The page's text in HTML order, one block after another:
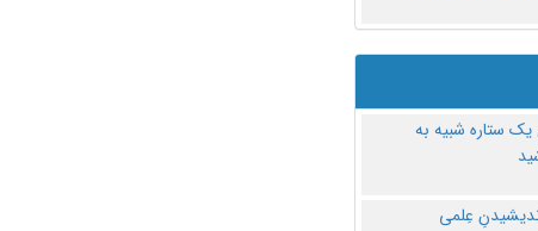
یک ستاره شبیه به
عِلمی